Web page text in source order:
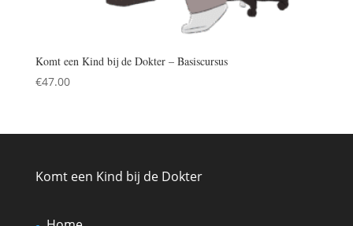
Komt een Kind bij de Dokter – Basiscursus
€47.00
Komt een Kind bij de Dokter